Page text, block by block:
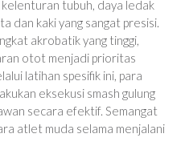
tubuh, daya ledak
dan kaki yang sangat presisi.
akrobatik yang tinggi,
otot menjadi prioritas
latihan spesifik ini, para
eksekusi smash gulung
secara efektif. Semangat
atlet muda selama menjalani